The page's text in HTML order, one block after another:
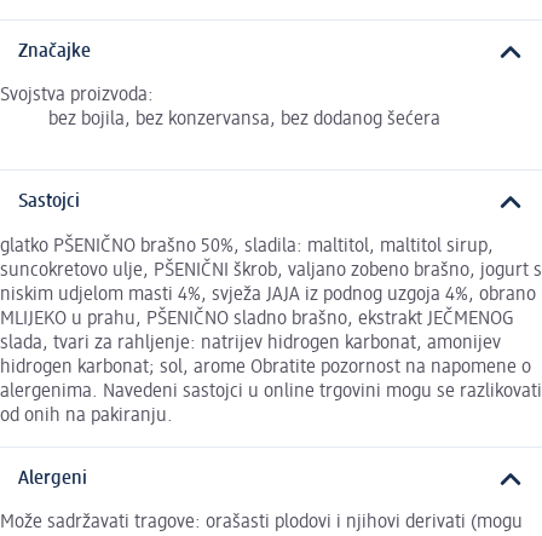
Značajke
Svojstva proizvoda:
bez bojila, bez konzervansa, bez dodanog šećera
Sastojci
glatko PŠENIČNO brašno 50%, sladila: maltitol, maltitol sirup,
suncokretovo ulje, PŠENIČNI škrob, valjano zobeno brašno, jogurt s
niskim udjelom masti 4%, svježa JAJA iz podnog uzgoja 4%, obrano
MLIJEKO u prahu, PŠENIČNO sladno brašno, ekstrakt JEČMENOG
slada, tvari za rahljenje: natrijev hidrogen karbonat, amonijev
hidrogen karbonat; sol, arome Obratite pozornost na napomene o
alergenima. Navedeni sastojci u online trgovini mogu se razlikovati
od onih na pakiranju.
Alergeni
Može sadržavati tragove: orašasti plodovi i njihovi derivati (mogu